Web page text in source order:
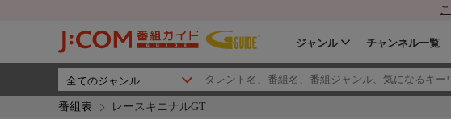
ジャンル チャンネル一覧
番組表 レースキニナルGT